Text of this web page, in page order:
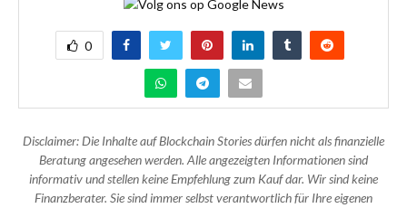
0
Disclaimer: Die Inhalte auf Blockchain Stories dürfen nicht als finanzielle
Beratung angesehen werden. Alle angezeigten Informationen sind
informativ und stellen keine Empfehlung zum Kauf dar. Wir sind keine
Finanzberater. Sie sind immer selbst verantwortlich für Ihre eigenen